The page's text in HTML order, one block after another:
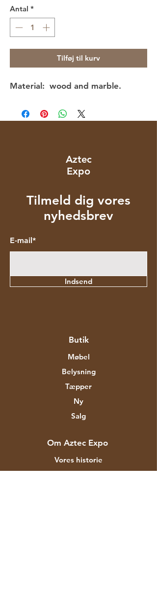
Antal *
Tilføj til kurv
Material: wood and marble.
Aztec
Expo
Tilmeld dig vores
nyhedsbrev
E-mail*
Indsend
Butik
Møbel
Belysning
Tæpper
Ny
Salg
Om Aztec Expo
Vores historie